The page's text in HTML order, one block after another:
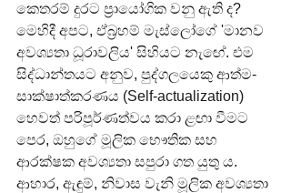
කෙතරම් දුරට ප්‍රායෝගික වනු ඇති ද?
මෙහිදී අපට, ඒබ්‍රහම් මැස්ලෝගේ 'මානව
අවශ්‍යතා ධූරාවලිය' සිහියට නැඟේ. එම
සිද්ධාන්තයට අනුව, පුද්ගලයෙකු ආත්ම-
සාක්ෂාත්කරණය (Self-actualization)
හෙවත් පරිපූර්ණත්වය කරා ළඟා වීමට
පෙර, ඔහුගේ මූලික භෞතික සහ
ආරක්ෂක අවශ්‍යතා සපුරා ගත යුතු ය.
ආහාර, ඇඳුම්, නිවාස වැනි මූලික අවශ්‍යතා